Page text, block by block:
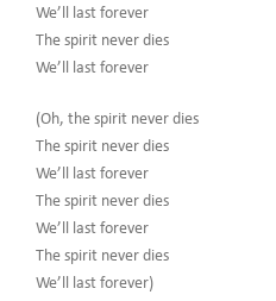
We’ll last forever
The spirit never dies
We’ll last forever
(Oh, the spirit never dies
The spirit never dies
We’ll last forever
The spirit never dies
We’ll last forever
The spirit never dies
We’ll last forever)